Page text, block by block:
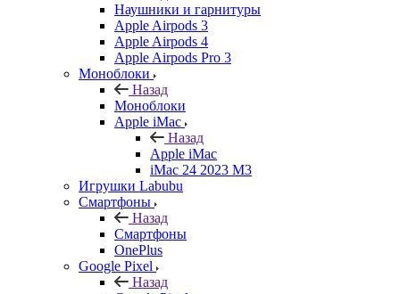
Наушники и гарнитуры
Apple Airpods 3
Apple Airpods 4
Apple Airpods Pro 3
Моноблоки
Назад
Моноблоки
Apple iMac
Назад
Apple iMac
iMac 24 2023 M3
Игрушки Labubu
Смартфоны
Назад
Смартфоны
OnePlus
Google Pixel
Назад